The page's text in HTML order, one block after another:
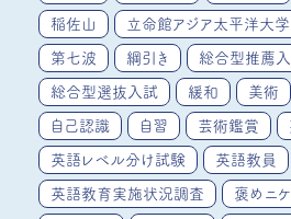
稲佐山 立命館アジア太平洋大学
第七波 綱引き 総合型推薦
総合型選抜入試 緩和 美術
自己認識 自習 芸術鑑賞
英語レベル分け試験 英語教員
英語教育実施状況調査 褒めニ